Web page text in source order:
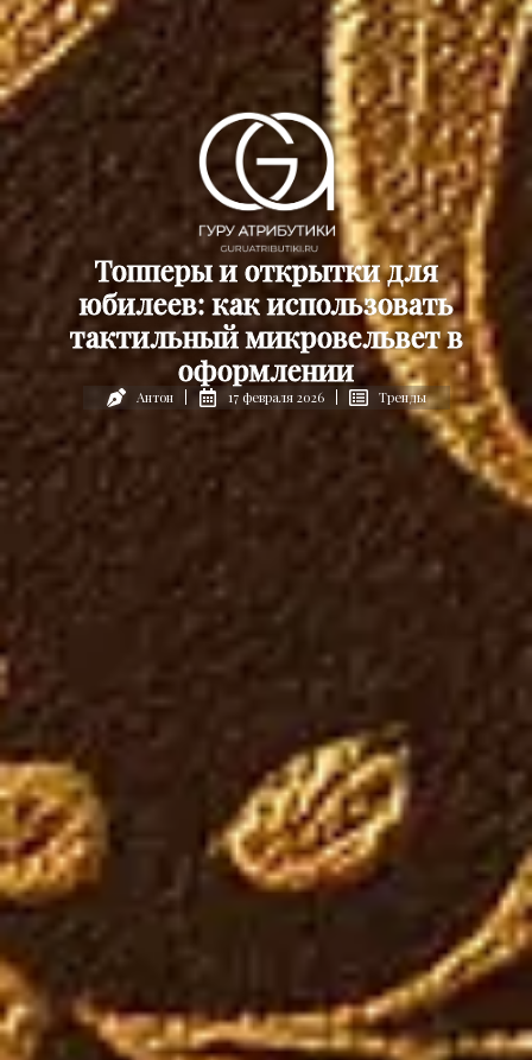
Топперы и открытки для
юбилеев: как использовать
тактильный микровельвет в
оформлении
Антон 17 февраля 2026 Тренды